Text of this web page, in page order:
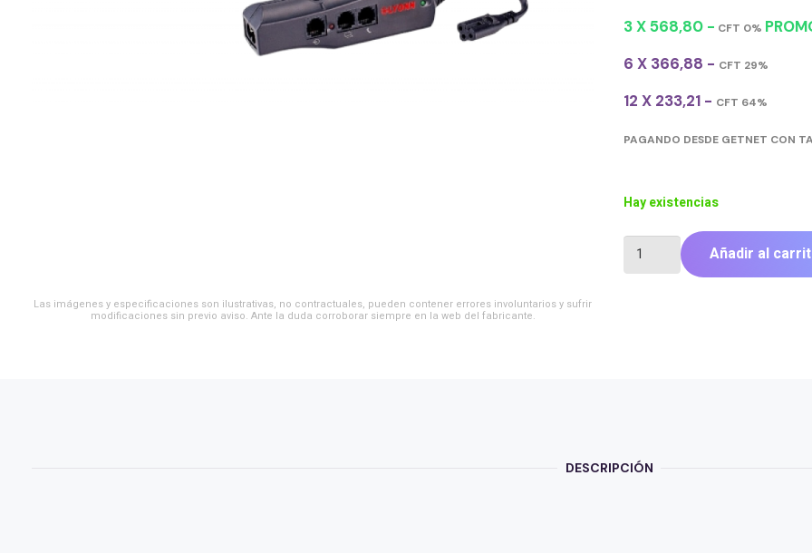
Las imágenes y especificaciones son ilustrativas, no contractuales, pueden contener errores involuntarios y sufrir
modificaciones sin previo aviso. Ante la duda corroborar siempre en la web del fabricante.
3 X 568,80 - CFT 0%
6 X 366,88 - CFT 29%
12 X 233,21 - CFT 64%
PAGANDO DESDE GETNET CON
Hay existencias
LYONN
PROTECTOR
DE
Añadir al
DESCRIPCIÓN